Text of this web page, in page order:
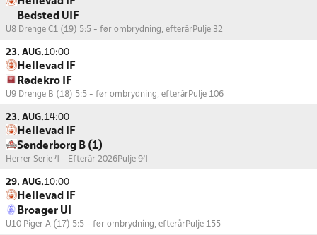
Bedsted UIF
U8 Drenge C1 (19) 5:5 - før ombrydning, efterårPulje 32
23. AUG.10:00
Hellevad IF
Rødekro IF
U9 Drenge B (18) 5:5 - før ombrydning, efterårPulje 106
23. AUG.14:00
Hellevad IF
Sønderborg B (1)
Herrer Serie 4 - Efterår 2026Pulje 94
29. AUG.10:00
Hellevad IF
Broager UI
U10 Piger A (17) 5:5 - før ombrydning, efterårPulje 155